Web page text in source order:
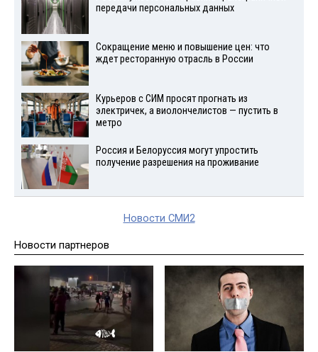
передачи персональных данных
Сокращение меню и повышение цен: что
ждет ресторанную отрасль в России
Курьеров с СИМ просят прогнать из
электричек, а виолончелистов — пустить в
метро
Россия и Белоруссия могут упростить
получение разрешения на проживание
Новости СМИ2
Новости партнеров